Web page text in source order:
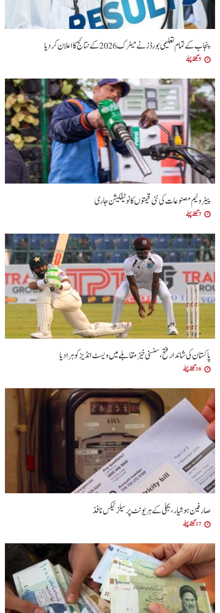
پنجاب کے تمام تعلیمی بورڈ ز نے میٹرک 2026 کے نتائج کا اعلان کردیا
5 گھنٹے پہلے
پیٹرولیم مصنوعات کی نئی قیمتوں کا نوٹیفکیشن جاری
7 گھنٹے پہلے
پاکستان کی شاندار فتح،سنسنی خیز مقابلے میں ویسٹ انڈیز کو ہرا دیا
16 گھنٹے پہلے
صارفین ہوشیار، بجلی کے ہر یونٹ پر سیلز ٹیکس نافذ
17 گھنٹے پہلے